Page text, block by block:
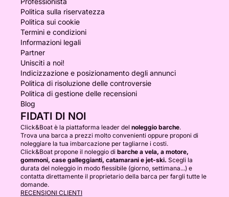
Politica sulla riservatezza
Politica sui cookie
Termini e condizioni
Informazioni legali
Partner
Unisciti a noi!
Indicizzazione e posizionamento degli annunci
Politica di risoluzione delle controversie
Politica di gestione delle recensioni
Blog
FIDATI DI NOI
Click&Boat è la piattaforma leader del noleggio barche.
Trova una barca a prezzi molto convenienti oppure proponi di
noleggiare la tua imbarcazione per tagliarne i costi.
Click&Boat propone il noleggio di barche a vela, a motore,
gommoni, case galleggianti, catamarani e jet-ski. Scegli la
durata del noleggio in modo flessibile (giorno, settimana...) e
contatta direttamente il proprietario della barca per fargli tutte le
domande.
RECENSIONI CLIENTI